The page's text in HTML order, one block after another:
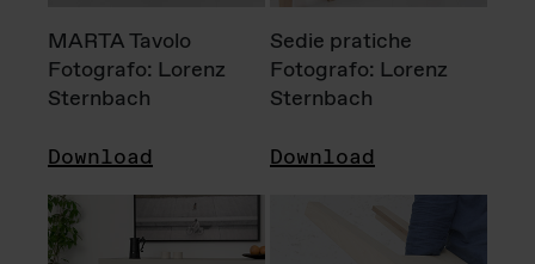
MARTA Tavolo
Fotografo: Lorenz
Sternbach
Download
Sedie pratiche
Fotografo: Lorenz
Sternbach
Download